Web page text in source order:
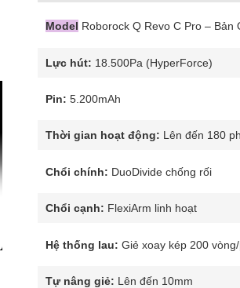
Model Roborock Q Revo C Pro – Bản
Lực hút: 18.500Pa (HyperForce)
Pin: 5.200mAh
Thời gian hoạt động: Lên đến 180
Chổi chính: DuoDivide chống rối
Chổi cạnh: FlexiArm linh hoạt
Hệ thống lau: Giẻ xoay kép 200
Tự nâng giẻ: Lên đến 10mm